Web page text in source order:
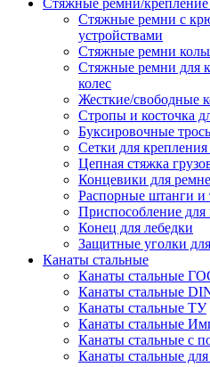
Стяжные ремни/крепление
Стяжные ремни с
устройствами
Стяжные ремни
Стяжные ремни для
колес
Жесткие/свободные
Стропы и косточка
Буксировочные
Сетки для крепления
Цепная стяжка
Концевики для
Распорные штанги и
Приспособление для
Конец для лебедки
Защитные уголки
Канаты стальные
Канаты стальные
Канаты стальные
Канаты стальные ТУ
Канаты стальные
Канаты стальные с
Канаты стальные